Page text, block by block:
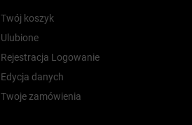
Twój koszyk
Ulubione
Rejestracja Logowanie
Edycja danych
Twoje zamówienia